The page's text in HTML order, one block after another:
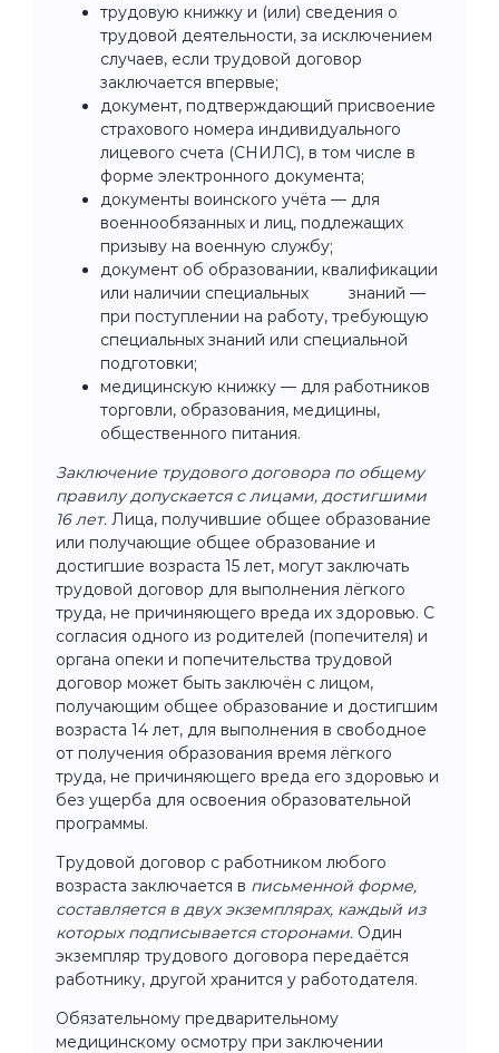
трудовую книжку и (или) сведения о
трудовой деятельности, за исключением
случаев, если трудовой договор
заключается впервые;
документ, подтверждающий присвоение
страхового номера индивидуального
лицевого счета (СНИЛС), в том числе в
форме электронного документа;
документы воинского учёта — для
военнообязанных и лиц, подлежащих
призыву на военную службу;
документ об образовании, квалификации
или наличии специальных знаний —
при поступлении на работу, требующую
специальных знаний или специальной
подготовки;
медицинскую книжку — для работников
торговли, образования, медицины,
общественного питания.
Заключение трудового договора по общему
правилу допускается с лицами, достигшими
16 лет. Лица, получившие общее образование
или получающие общее образование и
достигшие возраста 15 лет, могут заключать
трудовой договор для выполнения лёгкого
труда, не причиняющего вреда их здоровью. С
согласия одного из родителей (попечителя) и
органа опеки и попечительства трудовой
договор может быть заключён с лицом,
получающим общее образование и достигшим
возраста 14 лет, для выполнения в свободное
от получения образования время лёгкого
труда, не причиняющего вреда его здоровью и
без ущерба для освоения образовательной
программы.
Трудовой договор с работником любого
возраста заключается в письменной форме,
составляется в двух экземплярах, каждый из
которых подписывается сторонами. Один
экземпляр трудового договора передаётся
работнику, другой хранится у работодателя.
Обязательному предварительному
медицинскому осмотру при заключении